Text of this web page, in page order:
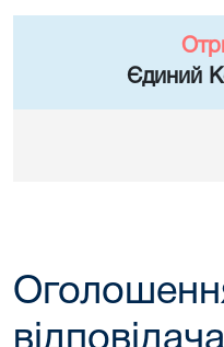
Єдиний